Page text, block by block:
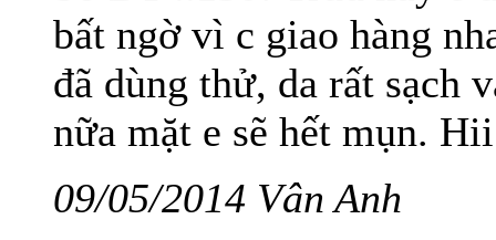
bất ngờ vì c giao hàng
đã dùng thử, da rất sạch
nữa mặt e sẽ hết mụn.
09/05/2014 Vân Anh